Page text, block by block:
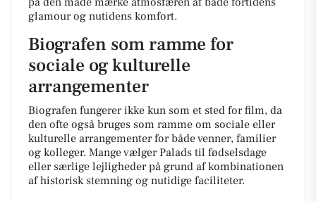
glamour og nutidens komfort.
Biografen som ramme for
sociale og kulturelle
arrangementer
Biografen fungerer ikke kun som et sted for film, da
den ofte også bruges som ramme om sociale eller
kulturelle arrangementer for både venner, familier
og kolleger. Mange vælger Palads til fødselsdage
eller særlige lejligheder på grund af kombinationen
af historisk stemning og nutidige faciliteter.